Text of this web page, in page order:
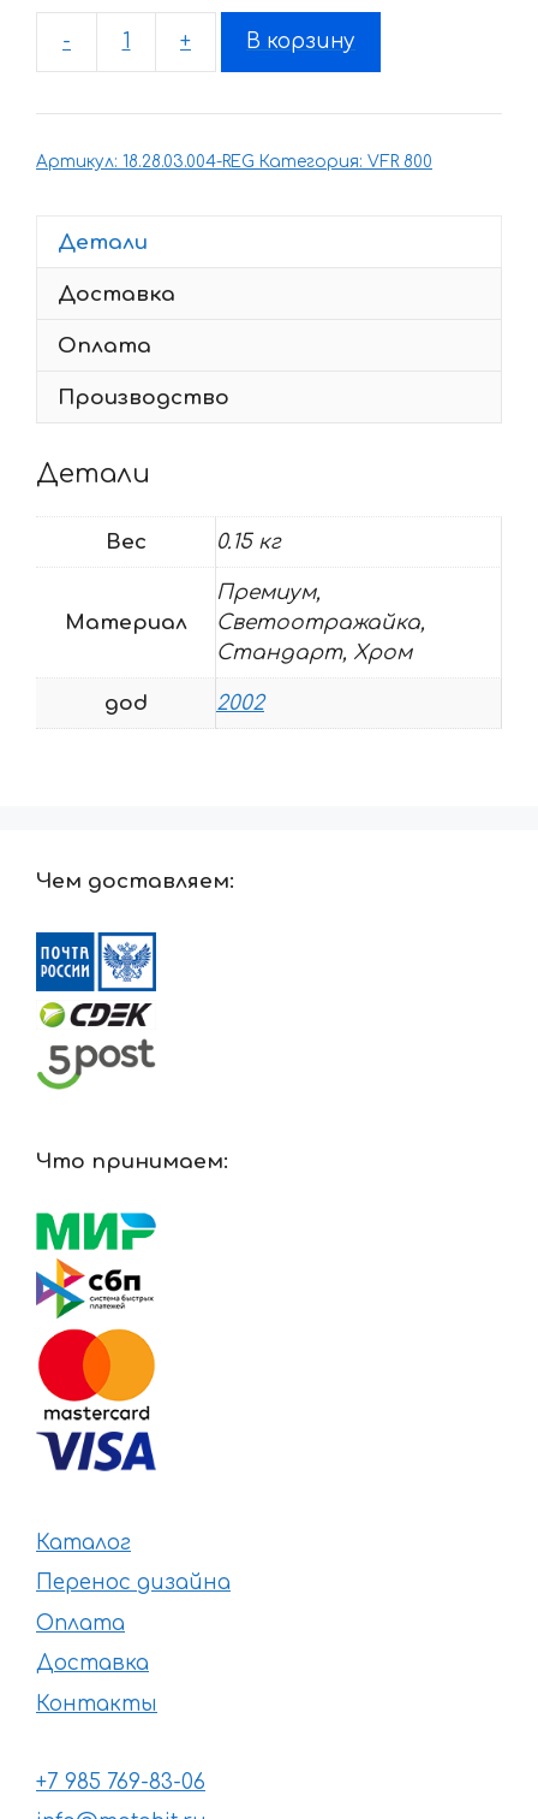
-
Количество
Комплект
Honda
2002
+ В корзину
Артикул: 18.28.03.004-REG Категория: VFR 800
Детали
Доставка
Оплата
Производство
Детали
Вес 0.15 кг
Материал
Премиум,
Светоотражайка,
Стандарт, Хром
god 2002
Чем доставляем:
Что принимаем:
Каталог
Перенос дизайна
Оплата
Доставка
Контакты
+7 985 769-83-06